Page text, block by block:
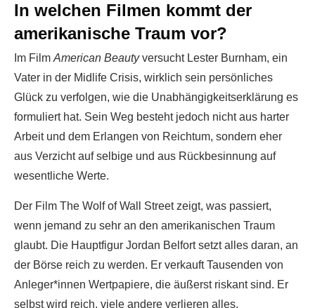
In welchen Filmen kommt der
amerikanische Traum vor?
Im Film American Beautyversucht Lester Burnham, ein
Vater in der Midlife Crisis, wirklich sein persönliches
Glück zu verfolgen, wie die Unabhängigkeitserklärung es
formuliert hat. Sein Weg besteht jedoch nicht aus harter
Arbeit und dem Erlangen von Reichtum, sondern eher
aus Verzicht auf selbige und aus Rückbesinnung auf
wesentliche Werte.
Der Film The Wolf of Wall Street zeigt, was passiert,
wenn jemand zu sehr an den amerikanischen Traum
glaubt. Die Hauptfigur Jordan Belfort setzt alles daran, an
der Börse reich zu werden. Er verkauft Tausenden von
Anleger*innen Wertpapiere, die äußerst riskant sind. Er
selbst wird reich, viele andere verlieren alles.